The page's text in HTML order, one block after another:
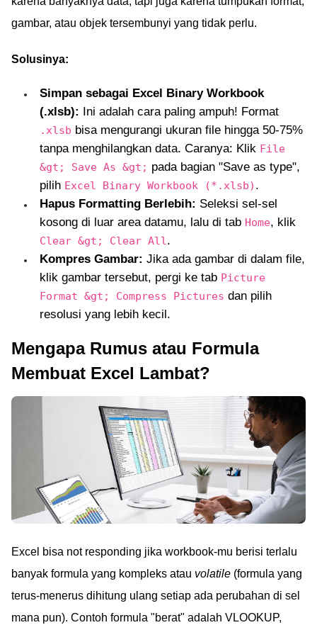
gambar, atau objek tersembunyi yang tidak perlu.
Solusinya:
Simpan sebagai Excel Binary Workbook
(.xlsb): Ini adalah cara paling ampuh! Format
.xlsb bisa mengurangi ukuran file hingga 50-75%
tanpa menghilangkan data. Caranya: Klik File
&gt; Save As &gt; pada bagian "Save as type",
pilih Excel Binary Workbook (*.xlsb) .
Hapus Formatting Berlebih: Seleksi sel-sel
kosong di luar area datamu, lalu di tab Home, klik
Clear &gt; Clear All.
Kompres Gambar: Jika ada gambar di dalam file,
klik gambar tersebut, pergi ke tab Picture
Format &gt; Compress Pictures dan pilih
resolusi yang lebih kecil.
Mengapa Rumus atau Formula
Membuat Excel Lambat?
Excel bisa not responding jika workbook-mu berisi terlalu
banyak formula yang kompleks atau volatile (formula yang
terus-menerus dihitung ulang setiap ada perubahan di sel
mana pun). Contoh formula "berat" adalah VLOOKUP,